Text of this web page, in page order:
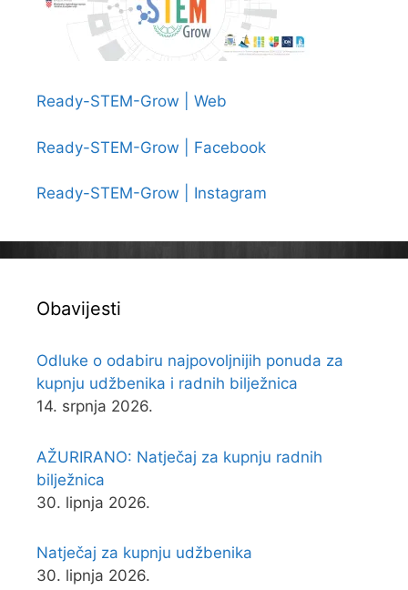
Ready-STEM-Grow | Web
Ready-STEM-Grow | Facebook
Ready-STEM-Grow | Instagram
Obavijesti
Odluke o odabiru najpovoljnijih ponuda za
kupnju udžbenika i radnih bilježnica
14. srpnja 2026.
AŽURIRANO: Natječaj za kupnju radnih
bilježnica
30. lipnja 2026.
Natječaj za kupnju udžbenika
30. lipnja 2026.